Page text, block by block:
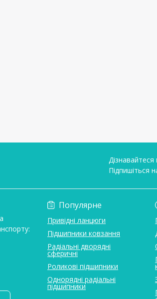
Підпишіться
Популярне
Привідні ланцюги
Підшипники ковзання
Радіальні дворядні
сферичні
Роликові підшипники
Однорядні радіальні
підшипники